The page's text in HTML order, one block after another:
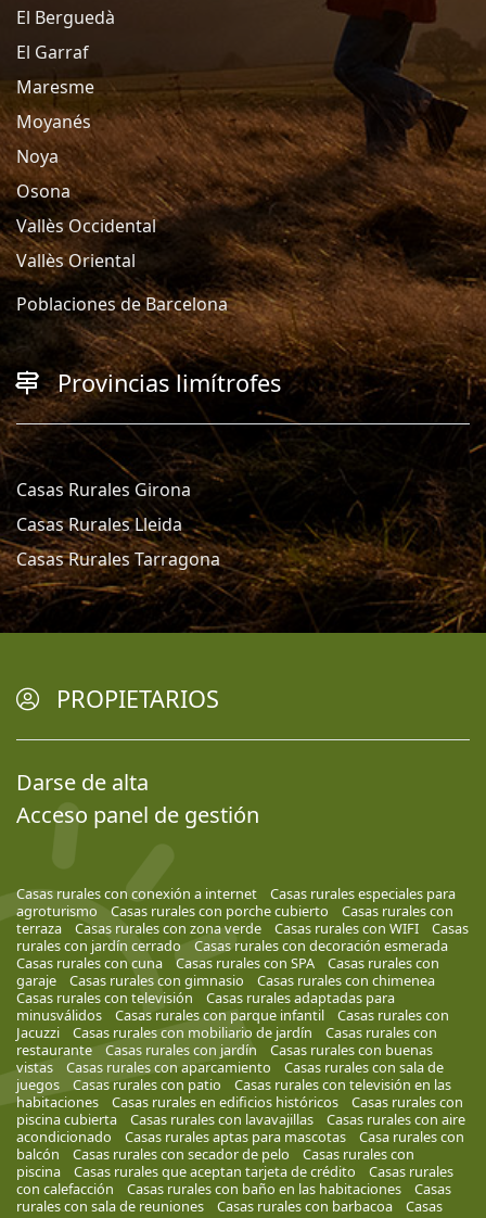
El Berguedà
El Garraf
Maresme
Moyanés
Noya
Osona
Vallès Occidental
Vallès Oriental
Poblaciones de Barcelona
Provincias limítrofes
Casas Rurales Girona
Casas Rurales Lleida
Casas Rurales Tarragona
PROPIETARIOS
Darse de alta
Acceso panel de gestión
Casas rurales con conexión a internet
Casas rurales especiales para
agroturismo
Casas rurales con porche cubierto
Casas rurales con
terraza
Casas rurales con zona verde Casas rurales con WIFI
Casas
rurales con jardín cerrado
Casas rurales con decoración esmerada
Casas rurales con cuna
Casas rurales con SPA
Casas rurales con
garaje
Casas rurales con gimnasio
Casas rurales con chimenea
Casas rurales con televisión
Casas rurales adaptadas para
minusválidos
Casas rurales con parque infantil
Casas rurales con
Jacuzzi
Casas rurales con mobiliario de jardín
Casas rurales con
restaurante
Casas rurales con jardín
Casas rurales con buenas
vistas
Casas rurales con aparcamiento
Casas rurales con sala de
juegos
Casas rurales con patio
Casas rurales con televisión en las
habitaciones
Casas rurales en edificios históricos
Casas rurales con
piscina cubierta
Casas rurales con lavavajillas
Casas rurales con aire
acondicionado
Casas rurales aptas para mascotas
Casa rurales con
balcón
Casas rurales con secador de pelo
Casas rurales con
piscina
Casas rurales que aceptan tarjeta de crédito
Casas rurales
con calefacción
Casas rurales con baño en las habitaciones
Casas
rurales con sala de reuniones
Casas rurales con barbacoa
Casas